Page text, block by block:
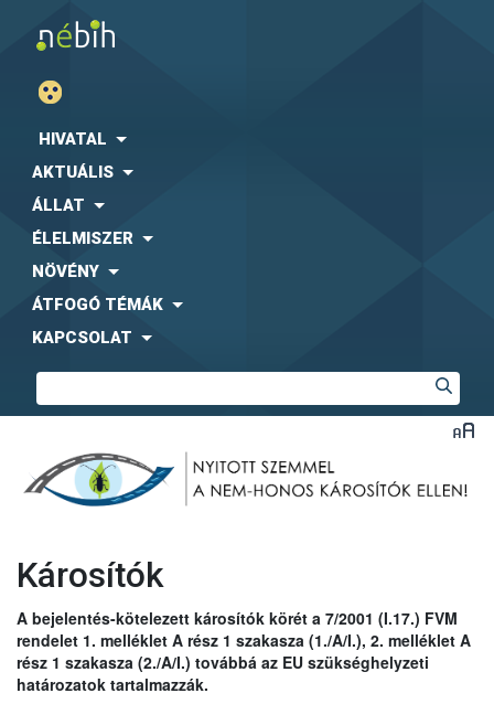
HIVATAL
AKTUÁLIS
ÁLLAT
ÉLELMISZER
NÖVÉNY
ÁTFOGÓ TÉMÁK
KAPCSOLAT
Károsítók
A bejelentés-kötelezett károsítók körét a 7/2001 (I.17.) FVM
rendelet 1. melléklet A rész 1 szakasza (1./A/I.), 2. melléklet A
rész 1 szakasza (2./A/I.) továbbá az EU szükséghelyzeti
határozatok tartalmazzák.